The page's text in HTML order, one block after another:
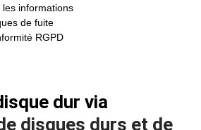
informations
de fuite
RGPD
dur via
disques durs et de